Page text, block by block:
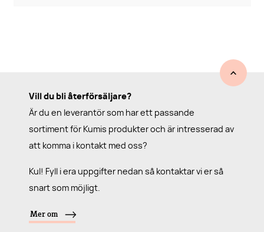
Vill du bli återförsäljare?
Är du en leverantör som har ett passande
sortiment för Kumis produkter och är intresserad av
att komma i kontakt med oss?
Kul! Fyll i era uppgifter nedan så kontaktar vi er så
snart som möjligt.
Mer om